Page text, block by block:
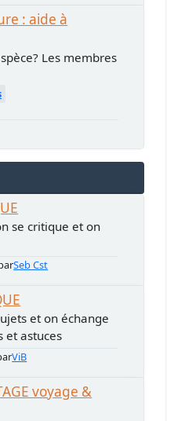
: aide à
Les membres
se critique et on
Seb Cst
et on échange
et astuces
ViB
voyage &